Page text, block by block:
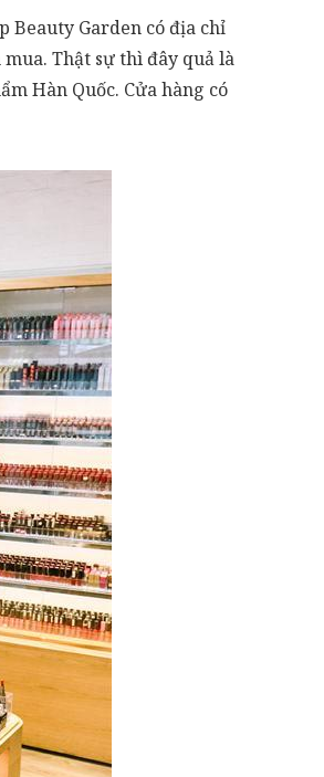
Beauty Garden có địa chỉ
Thật sự thì đây quả là
Hàn Quốc. Cửa hàng có